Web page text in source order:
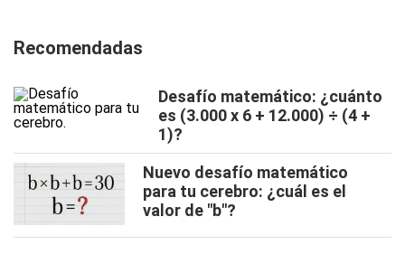
Recomendadas
Desafío matemático: ¿cuánto
es (3.000 x 6 + 12.000) ÷ (4 +
1)?
Nuevo desafío matemático
para tu cerebro: ¿cuál es el
valor de "b"?